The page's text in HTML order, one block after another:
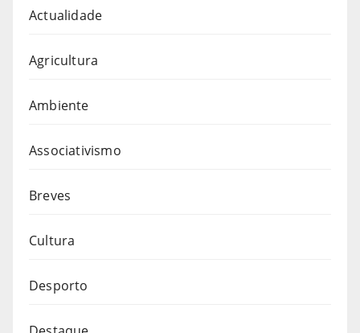
Actualidade
Agricultura
Ambiente
Associativismo
Breves
Cultura
Desporto